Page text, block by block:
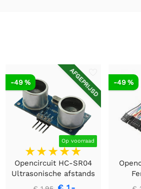
AFGEPRIJSD
Op voorraad
-49 %
Opencircuit HC-SR04
Ultrasonische afstands
detectie module
-49 %